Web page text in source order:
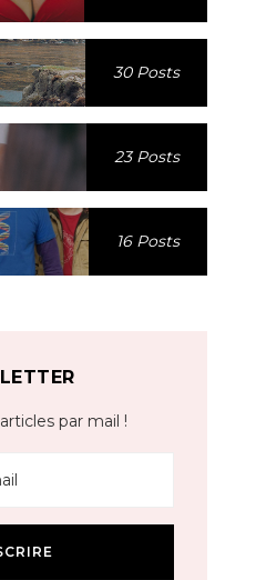
30 Posts
23 Posts
16 Posts
par mail !